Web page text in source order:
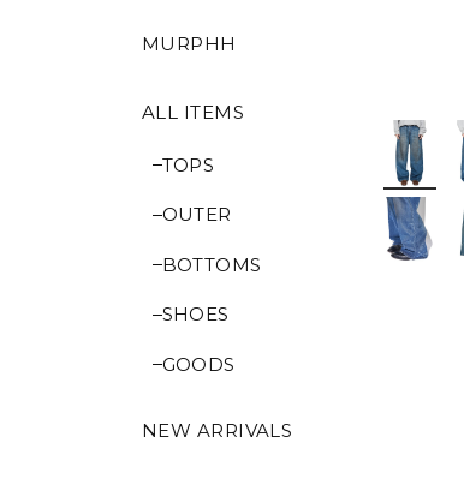
MURPHH
ALL ITEMS
TOPS
OUTER
BOTTOMS
SHOES
GOODS
NEW ARRIVALS